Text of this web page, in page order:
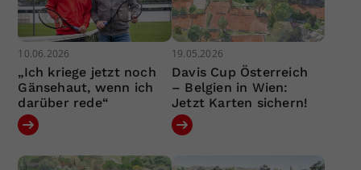
10.06.2026
„Ich kriege jetzt noch
Gänsehaut, wenn ich
darüber rede“
19.05.2026
Davis Cup Österreich
– Belgien in Wien:
Jetzt Karten sichern!